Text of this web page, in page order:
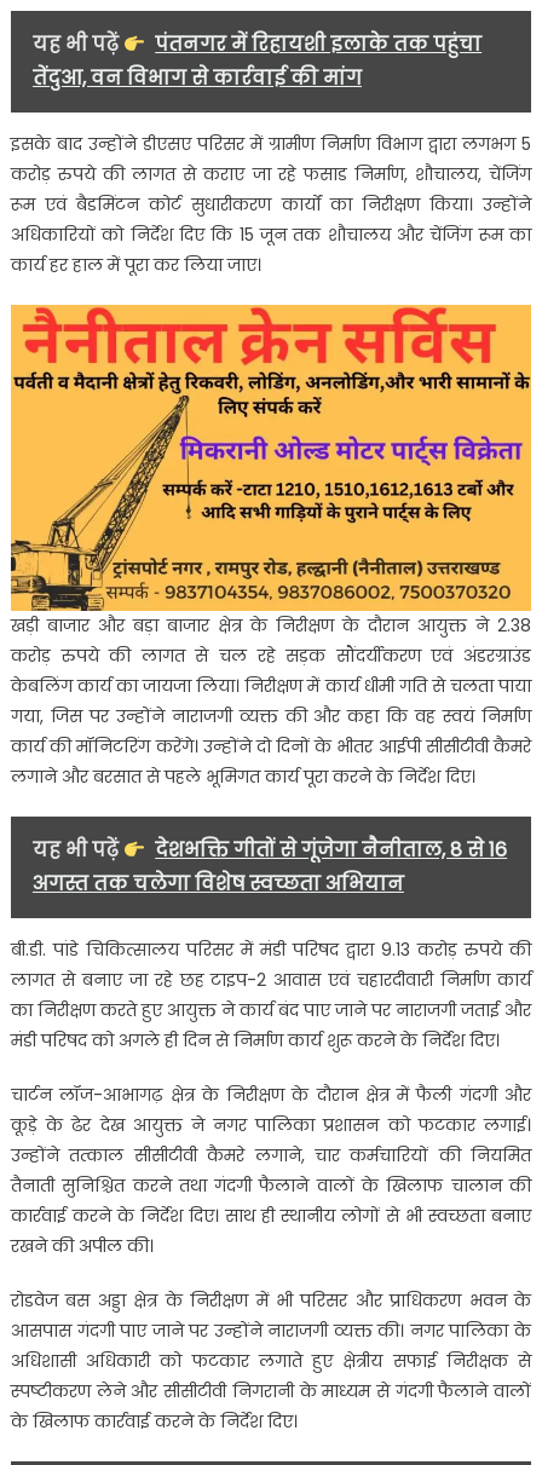
सख्त
नाराजगी
यह भी पढ़ें
पंतनगर में रिहायशी इलाके तक पहुंचा
तेंदुआ, वन विभाग से कार्रवाई की मांग
इसके बाद उन्होंने डीएसए परिसर में ग्रामीण निर्माण विभाग द्वारा लगभग 5
करोड़ रुपये की लागत से कराए जा रहे फसाड निर्माण, शौचालय, चेंजिंग
रूम एवं बैडमिंटन कोर्ट सुधारीकरण कार्यों का निरीक्षण किया। उन्होंने
अधिकारियों को निर्देश दिए कि 15 जून तक शौचालय और चेंजिंग रूम का
कार्य हर हाल में पूरा कर लिया जाए।
खड़ी बाजार और बड़ा बाजार क्षेत्र के निरीक्षण के दौरान आयुक्त ने 2.38
करोड़ रुपये की लागत से चल रहे सड़क सौंदर्यीकरण एवं अंडरग्राउंड
केबलिंग कार्य का जायजा लिया। निरीक्षण में कार्य धीमी गति से चलता पाया
गया, जिस पर उन्होंने नाराजगी व्यक्त की और कहा कि वह स्वयं निर्माण
कार्य की मॉनिटरिंग करेंगे। उन्होंने दो दिनों के भीतर आईपी सीसीटीवी कैमरे
लगाने और बरसात से पहले भूमिगत कार्य पूरा करने के निर्देश दिए।
यह भी पढ़ें
देशभक्ति गीतों से गूंजेगा नैनीताल, 8 से 16
अगस्त तक चलेगा विशेष स्वच्छता अभियान
बी.डी. पांडे चिकित्सालय परिसर में मंडी परिषद द्वारा 9.13 करोड़ रुपये की
लागत से बनाए जा रहे छह टाइप-2 आवास एवं चहारदीवारी निर्माण कार्य
का निरीक्षण करते हुए आयुक्त ने कार्य बंद पाए जाने पर नाराजगी जताई और
मंडी परिषद को अगले ही दिन से निर्माण कार्य शुरू करने के निर्देश दिए।
चार्टन लॉज-आभागढ़ क्षेत्र के निरीक्षण के दौरान क्षेत्र में फैली गंदगी और
कूड़े के ढेर देख आयुक्त ने नगर पालिका प्रशासन को फटकार लगाई।
उन्होंने तत्काल सीसीटीवी कैमरे लगाने, चार कर्मचारियों की नियमित
तैनाती सुनिश्चित करने तथा गंदगी फैलाने वालों के खिलाफ चालान की
कार्रवाई करने के निर्देश दिए। साथ ही स्थानीय लोगों से भी स्वच्छता बनाए
रखने की अपील की।
रोडवेज बस अड्डा क्षेत्र के निरीक्षण में भी परिसर और प्राधिकरण भवन के
आसपास गंदगी पाए जाने पर उन्होंने नाराजगी व्यक्त की। नगर पालिका के
अधिशासी अधिकारी को फटकार लगाते हुए क्षेत्रीय सफाई निरीक्षक से
स्पष्टीकरण लेने और सीसीटीवी निगरानी के माध्यम से गंदगी फैलाने वालों
के खिलाफ कार्रवाई करने के निर्देश दिए।